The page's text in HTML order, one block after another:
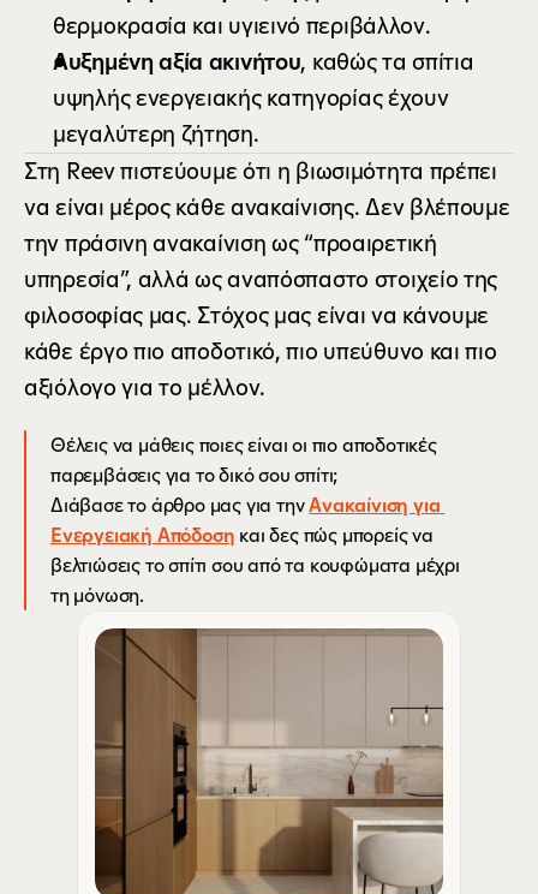
θερμοκρασία και υγιεινό περιβάλλον.
Αυξημένη αξία ακινήτου, καθώς τα σπίτια
υψηλής ενεργειακής κατηγορίας έχουν
μεγαλύτερη ζήτηση.
Στη Reev πιστεύουμε ότι η βιωσιμότητα πρέπει
να είναι μέρος κάθε ανακαίνισης. Δεν βλέπουμε
την πράσινη ανακαίνιση ως “προαιρετική
υπηρεσία”, αλλά ως αναπόσπαστο στοιχείο της
φιλοσοφίας μας. Στόχος μας είναι να κάνουμε
κάθε έργο πιο αποδοτικό, πιο υπεύθυνο και πιο
αξιόλογο για το μέλλον.
Θέλεις να μάθεις ποιες είναι οι πιο αποδοτικές
παρεμβάσεις για το δικό σου σπίτι;
Διάβασε το άρθρο μας για την Ανακαίνιση για
Ενεργειακή Απόδοση και δες πώς μπορείς να
βελτιώσεις το σπίτι σου από τα κουφώματα μέχρι
τη μόνωση.